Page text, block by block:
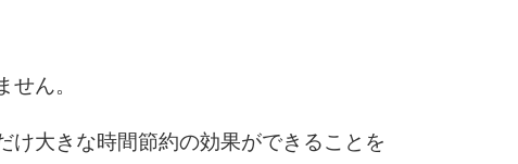
せん。
け大きな時間節約の効果ができることを